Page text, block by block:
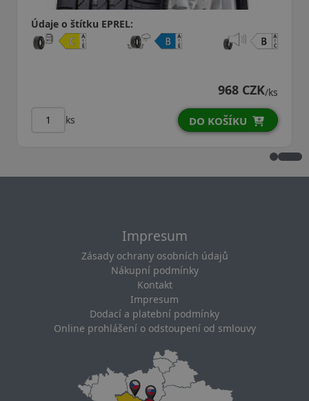
o štítku EPREL:
968 CZK/ks
DO KOŠÍKU
Impresum
Zásady ochrany osobních údajů
Nákupní podmínky
Kontakt
Impresum
Dodací a platební podmínky
Online prohlášení o odstoupení od smlouvy